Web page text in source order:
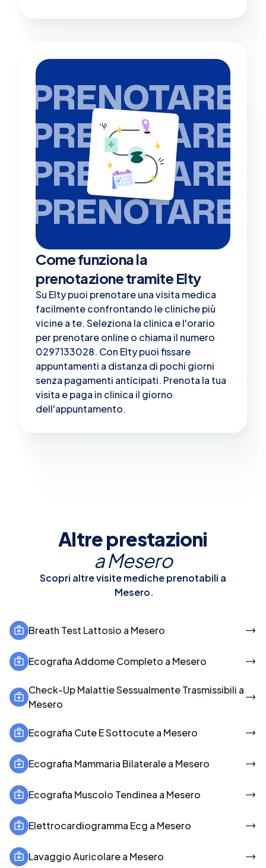
PRENOTARE
PRENOTARE
PRENOTARE
PRENOTARE
Come funziona la
prenotazione tramite Elty
Su Elty puoi prenotare una visita medica
facilmente confrontando le cliniche più
vicine a te. Seleziona la clinica e l'orario
per prenotare online o chiama il numero
0297133028. Con Elty puoi fissare
appuntamenti a distanza di pochi giorni
senza pagamenti anticipati. Prenota la tua
visita e paga in clinica il giorno
dell'appuntamento.
Altre prestazioni
aMesero
Scopri altre visite mediche prenotabili a
Mesero.
Breath Test Lattosio a Mesero
Ecografia Addome Completo a Mesero
Check-Up Malattie Sessualmente Trasmissibili a
Mesero
Ecografia Cute E Sottocute a Mesero
Ecografia Mammaria Bilaterale a Mesero
Ecografia Muscolo Tendinea a Mesero
Elettrocardiogramma Ecg a Mesero
Lavaggio Auricolare a Mesero